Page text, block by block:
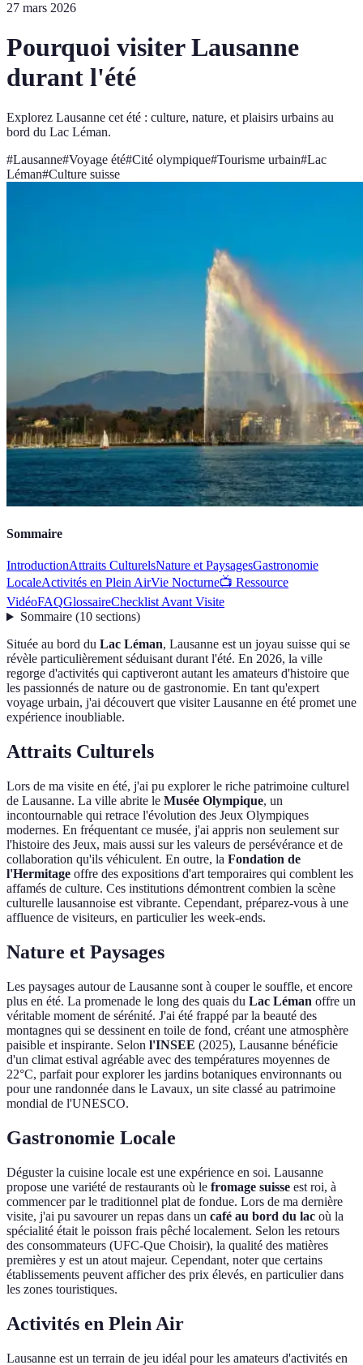
27 mars 2026
Pourquoi visiter Lausanne
durant l'été
Explorez Lausanne cet été : culture, nature, et plaisirs urbains au
bord du Lac Léman.
#Lausanne#Voyage été#Cité olympique#Tourisme urbain#Lac
Léman#Culture suisse
Sommaire
IntroductionAttraits CulturelsNature et PaysagesGastronomie
LocaleActivités en Plein AirVie Nocturne📺 Ressource
VidéoFAQGlossaireChecklist Avant Visite
Sommaire(10 sections)
Située au bord du Lac Léman, Lausanne est un joyau suisse qui se
révèle particulièrement séduisant durant l'été. En 2026, la ville
regorge d'activités qui captiveront autant les amateurs d'histoire que
les passionnés de nature ou de gastronomie. En tant qu'expert
voyage urbain, j'ai découvert que visiter Lausanne en été promet une
expérience inoubliable.
Attraits Culturels
Lors de ma visite en été, j'ai pu explorer le riche patrimoine culturel
de Lausanne. La ville abrite le Musée Olympique, un
incontournable qui retrace l'évolution des Jeux Olympiques
modernes. En fréquentant ce musée, j'ai appris non seulement sur
l'histoire des Jeux, mais aussi sur les valeurs de persévérance et de
collaboration qu'ils véhiculent. En outre, la Fondation de
l'Hermitage offre des expositions d'art temporaires qui comblent les
affamés de culture. Ces institutions démontrent combien la scène
culturelle lausannoise est vibrante. Cependant, préparez-vous à une
affluence de visiteurs, en particulier les week-ends.
Nature et Paysages
Les paysages autour de Lausanne sont à couper le souffle, et encore
plus en été. La promenade le long des quais du Lac Léman offre un
véritable moment de sérénité. J'ai été frappé par la beauté des
montagnes qui se dessinent en toile de fond, créant une atmosphère
paisible et inspirante. Selon l'INSEE (2025), Lausanne bénéficie
d'un climat estival agréable avec des températures moyennes de
22°C, parfait pour explorer les jardins botaniques environnants ou
pour une randonnée dans le Lavaux, un site classé au patrimoine
mondial de l'UNESCO.
Gastronomie Locale
Déguster la cuisine locale est une expérience en soi. Lausanne
propose une variété de restaurants où le fromage suisse est roi, à
commencer par le traditionnel plat de fondue. Lors de ma dernière
visite, j'ai pu savourer un repas dans un café au bord du lac où la
spécialité était le poisson frais pêché localement. Selon les retours
des consommateurs (UFC-Que Choisir), la qualité des matières
premières y est un atout majeur. Cependant, noter que certains
établissements peuvent afficher des prix élevés, en particulier dans
les zones touristiques.
Activités en Plein Air
Lausanne est un terrain de jeu idéal pour les amateurs d'activités en